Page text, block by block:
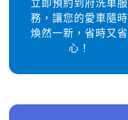
立即預約到府洗車服
務，讓您的愛車隨時
煥然一新，省時又省
心！